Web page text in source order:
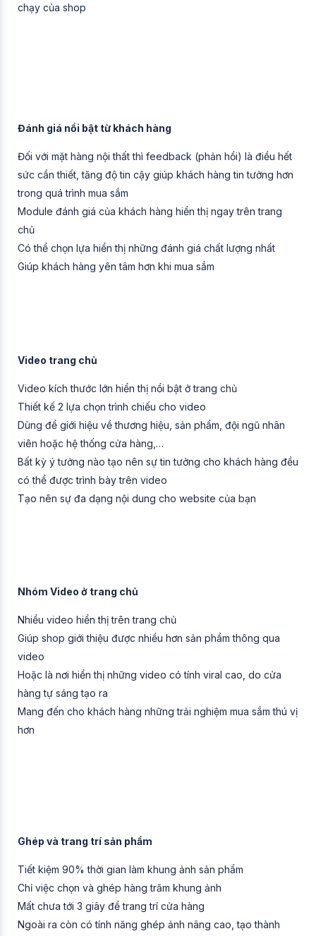
chạy của shop
Đánh giá nổi bật từ khách hàng
Đối với mặt hàng nội thất thì feedback (phản hồi) là điều hết
sức cần thiết, tăng độ tin cậy giúp khách hàng tin tưởng hơn
trong quá trình mua sắm
Module đánh giá của khách hàng hiển thị ngay trên trang
chủ
Có thể chọn lựa hiển thị những đánh giá chất lượng nhất
Giúp khách hàng yên tâm hơn khi mua sắm
Video trang chủ
Video kích thước lớn hiển thị nổi bật ở trang chủ
Thiết kế 2 lựa chọn trình chiếu cho video
Dùng để giới hiệu về thương hiệu, sản phẩm, đội ngũ nhân
viên hoặc hệ thống cửa hàng,…
Bất kỳ ý tưởng nào tạo nên sự tin tưởng cho khách hàng đều
có thể được trình bày trên video
Tạo nên sự đa dạng nội dung cho website của bạn
Nhóm Video ở trang chủ
Nhiều video hiển thị trên trang chủ
Giúp shop giới thiệu được nhiều hơn sản phẩm thông qua
video
Hoặc là nơi hiển thị những video có tính viral cao, do cửa
hàng tự sáng tạo ra
Mang đến cho khách hàng những trải nghiệm mua sắm thú vị
hơn
Ghép và trang trí sản phẩm
Tiết kiệm 90% thời gian làm khung ảnh sản phẩm
Chỉ việc chọn và ghép hàng trăm khung ảnh
Mất chưa tới 3 giây để trang trí cửa hàng
Ngoài ra còn có tính năng ghép ảnh nâng cao, tạo thành